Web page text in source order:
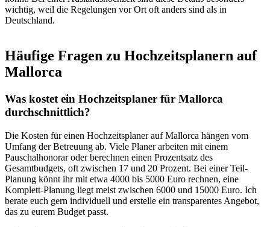
wichtig, weil die Regelungen vor Ort oft anders sind als in
Deutschland.
Häufige Fragen zu Hochzeitsplanern auf
Mallorca
Was kostet ein Hochzeitsplaner für Mallorca
durchschnittlich?
Die Kosten für einen Hochzeitsplaner auf Mallorca hängen vom
Umfang der Betreuung ab. Viele Planer arbeiten mit einem
Pauschalhonorar oder berechnen einen Prozentsatz des
Gesamtbudgets, oft zwischen 17 und 20 Prozent. Bei einer Teil-
Planung könnt ihr mit etwa 4000 bis 5000 Euro rechnen, eine
Komplett-Planung liegt meist zwischen 6000 und 15000 Euro. Ich
berate euch gern individuell und erstelle ein transparentes Angebot,
das zu eurem Budget passt.